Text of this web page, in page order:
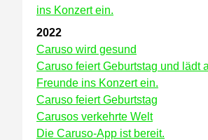
ins Konzert ein.
2022
Caruso wird gesund
Caruso feiert Geburtstag und lädt
Freunde ins Konzert ein.
Caruso feiert Geburtstag
Carusos verkehrte Welt
Die Caruso-App ist bereit.